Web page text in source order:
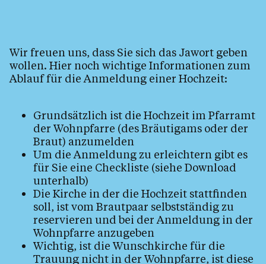
Wir freuen uns, dass Sie sich das Jawort geben
wollen. Hier noch wichtige Informationen zum
Ablauf für die Anmeldung einer Hochzeit:
Grundsätzlich ist die Hochzeit im Pfarramt
der Wohnpfarre (des Bräutigams oder der
Braut) anzumelden
Um die Anmeldung zu erleichtern gibt es
für Sie eine Checkliste (siehe Download
unterhalb)
Die Kirche in der die Hochzeit stattfinden
soll, ist vom Brautpaar selbstständig zu
reservieren und bei der Anmeldung in der
Wohnpfarre anzugeben
Wichtig, ist die Wunschkirche für die
Trauung nicht in der Wohnpfarre, ist diese